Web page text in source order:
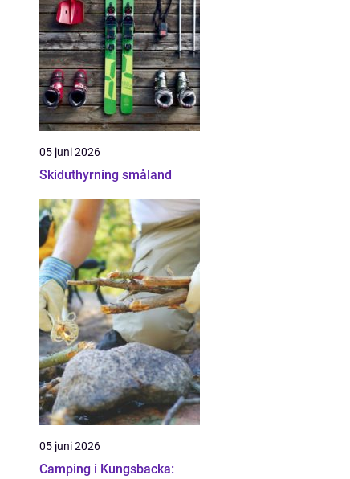
05 juni 2026
Skiduthyrning småland
05 juni 2026
Camping i Kungsbacka: